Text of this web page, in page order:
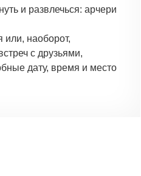
и развлечься: арчери
или, наоборот,
с друзьями,
дату, время и место